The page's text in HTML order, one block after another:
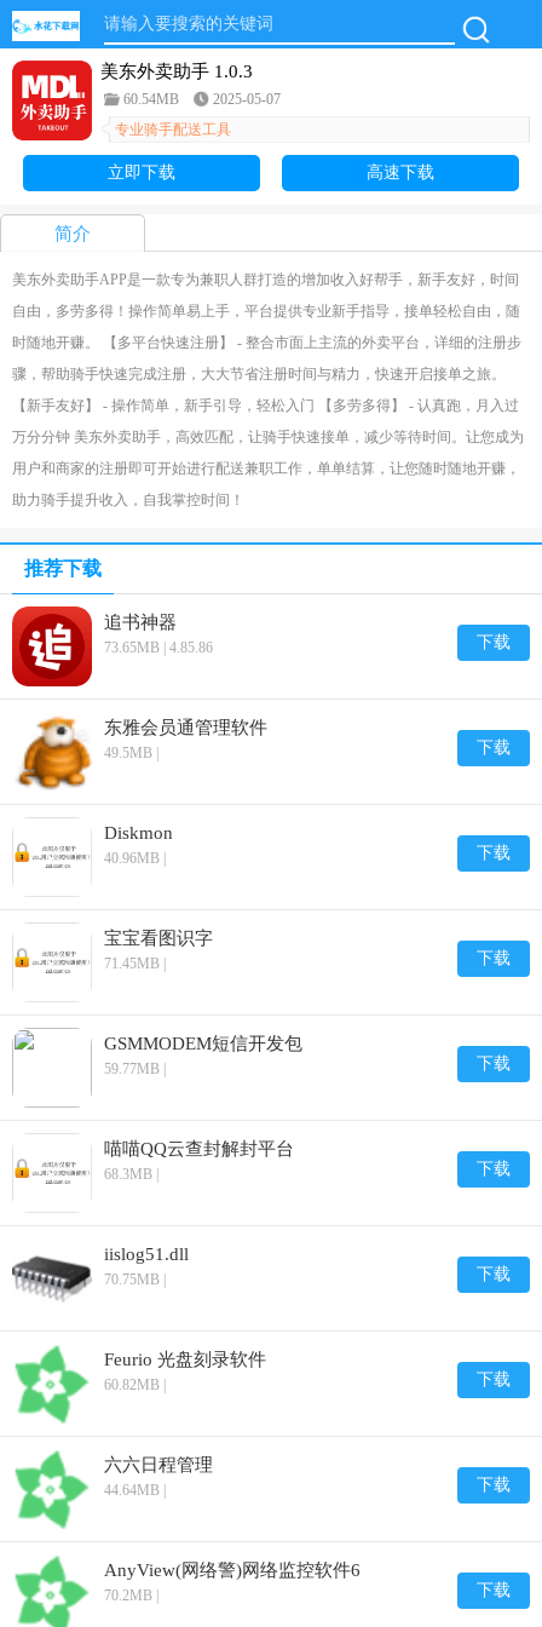
美东外卖助手 1.0.3
60.54MB
2025-05-07
专业骑手配送工具
立即下载 高速下载
简介
美东外卖助手APP是一款专为兼职人群打造的增加收入好帮手，新手友好，时间
自由，多劳多得！操作简单易上手，平台提供专业新手指导，接单轻松自由，随
时随地开赚。 【多平台快速注册】 - 整合市面上主流的外卖平台，详细的注册步
骤，帮助骑手快速完成注册，大大节省注册时间与精力，快速开启接单之旅。
【新手友好】 - 操作简单，新手引导，轻松入门 【多劳多得】 - 认真跑，月入过
万分分钟 美东外卖助手，高效匹配，让骑手快速接单，减少等待时间。让您成为
用户和商家的注册即可开始进行配送兼职工作，单单结算，让您随时随地开赚，
助力骑手提升收入，自我掌控时间！
推荐下载
追书神器
73.65MB | 4.85.86 下载
东雅会员通管理软件
49.5MB | 下载
Diskmon
40.96MB | 下载
宝宝看图识字
71.45MB | 下载
GSMMODEM短信开发包
59.77MB | 下载
喵喵QQ云查封解封平台
68.3MB | 下载
iislog51.dll
70.75MB | 下载
Feurio 光盘刻录软件
60.82MB | 下载
六六日程管理
44.64MB | 下载
AnyView(网络警)网络监控软件6
70.2MB | 下载